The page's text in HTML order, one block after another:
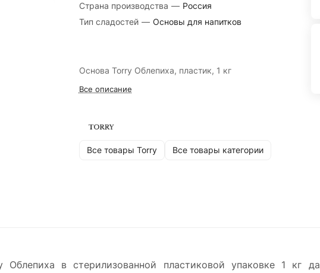
Страна производства — Россия
Тип сладостей — Основы для напитков
Основа Torry Облепиха, пластик, 1 кг
Все описание
Все товары Torry Все товары категории
в стерилизованной пластиковой упаковке 1 кг